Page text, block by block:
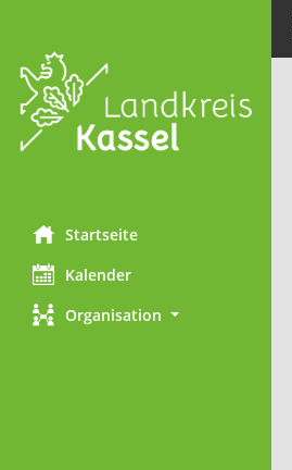
Startseite
Kalender
Organisation